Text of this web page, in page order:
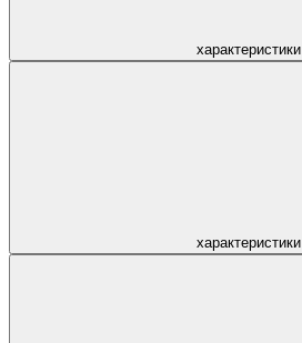
характеристики
характеристики